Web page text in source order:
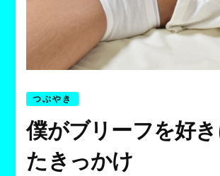
つぶやき
僕がブリーフを好
たきっかけ